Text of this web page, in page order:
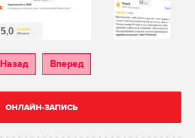
Назад Вперед
ОНЛАЙН-ЗАПИСЬ